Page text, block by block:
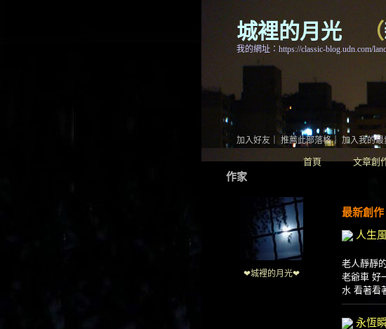
城裡的月光 （
首頁 文章創
加入好友 推薦此部落格｜ 加入我的最
我的網址：https://classic-blog.udn.com/
作家
❤城裡的月光❤
最新創作
人生
老人靜靜
老爺車 好
水 看著看
永恆